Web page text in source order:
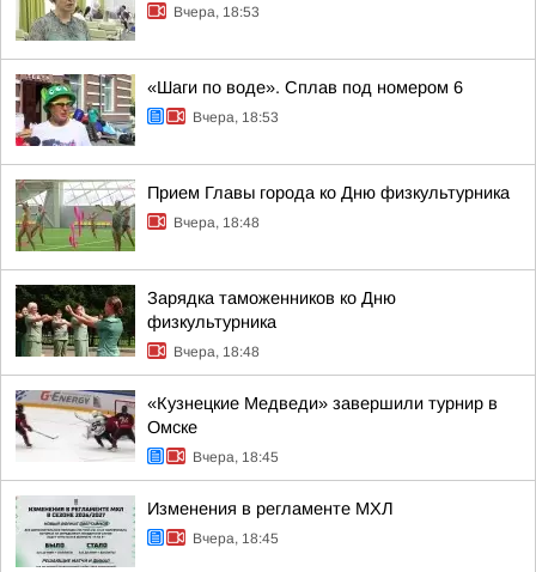
Вчера, 18:53
«Шаги по воде». Сплав под номером 6
Вчера, 18:53
Прием Главы города ко Дню физкультурника
Вчера, 18:48
Зарядка таможенников ко Дню
физкультурника
Вчера, 18:48
«Кузнецкие Медведи» завершили турнир в
Омске
Вчера, 18:45
Изменения в регламенте МХЛ
Вчера, 18:45